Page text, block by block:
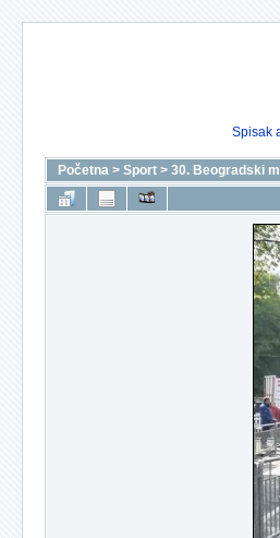
Spisak
Početna > Sport > 30. Beogradski